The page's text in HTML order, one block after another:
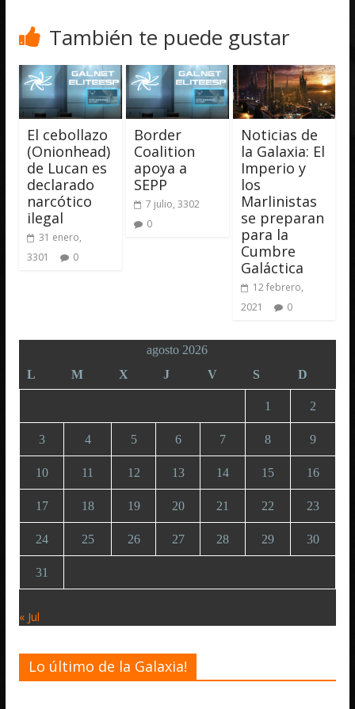
También te puede gustar
El cebollazo
(Onionhead)
de Lucan es
declarado
narcótico
ilegal
31 enero,
3301
0
Border
Coalition
apoya a
SEPP
7 julio, 3302
0
Noticias de
la Galaxia: El
Imperio y
los
Marlinistas
se preparan
para la
Cumbre
Galáctica
12 febrero,
2021
0
agosto 2026
L
M X J V S D
1 2
3 4 5 6 7 8 9
10 11 12 13 14 15 16
17 18 19 20 21 22 23
24 25 26 27 28 29 30
31
« Jul
Lo último de la Galaxia!